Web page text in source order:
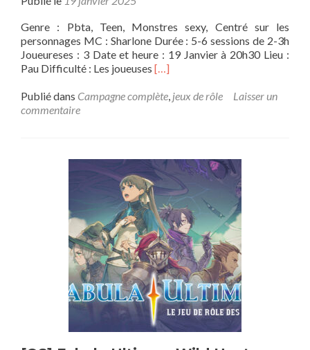
Genre : Pbta, Teen, Monstres sexy, Centré sur les
personnages MC : Sharlone Durée : 5-6 sessions de 2-3h
Joueureses : 3 Date et heure : 19 Janvier à 20h30 Lieu :
Pau Difficulté : Les joueuses En
plus
[…]
Publié dans Campagne complète, jeux de rôle
Laisser un
commentaire